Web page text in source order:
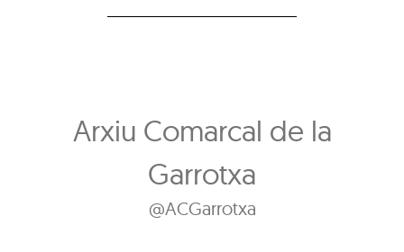
Arxiu Comarcal de la
Garrotxa
@ACGarrotxa